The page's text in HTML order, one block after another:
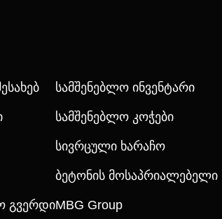
Გვერდი
Სამშენებლო Ინვენტარი
Სამშენებლო Კოჭები
Სივრცული Ხარაჩო
Ბეტონის Მოსაპრიალებელი
MBG Group